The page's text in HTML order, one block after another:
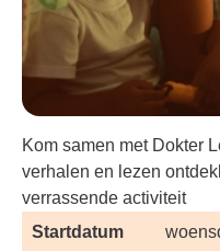
Kom samen met Dokter
verhalen en lezen
verrassende activiteit
Startdatum